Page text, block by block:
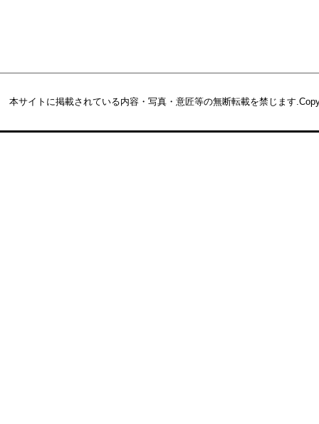
本サイトに掲載されている内容・写真・意匠等の無断転載を禁じます.